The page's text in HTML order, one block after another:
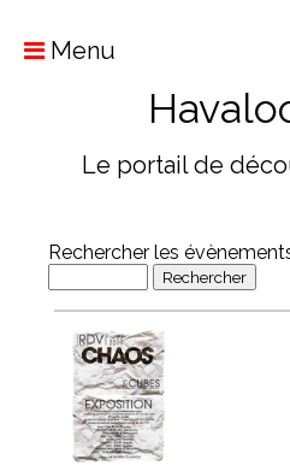
Menu
Le portail de
Rechercher les